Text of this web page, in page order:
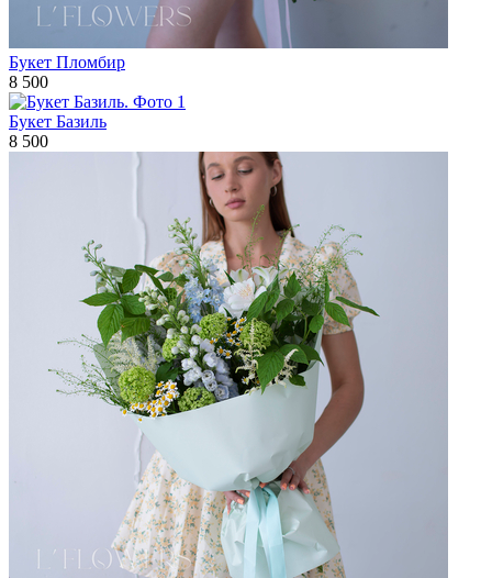
Букет Пломбир
8 500
Букет Базиль
8 500